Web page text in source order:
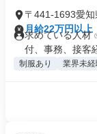
〒441-1693愛
月給22万円以上
求めている人材
付、事務、接客
制服あり 業界未